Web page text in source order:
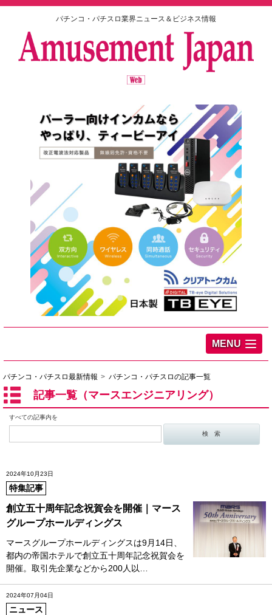
パチンコ・パチスロ業界ニュース＆ビジネス情報
MENU
パチンコ・パチスロ最新情報 パチンコ・パチスロの記事一覧
記事一覧（マースエンジニアリング）
すべての記事内を
2024年10月23日
特集記事
創立五十周年記念祝賀会を開催｜マース
グループホールディングス
マースグループホールディングスは9月14日、
都内の帝国ホテルで創立五十周年記念祝賀会を
開催。取引先企業などから200人以…
2024年07月04日
ニュース